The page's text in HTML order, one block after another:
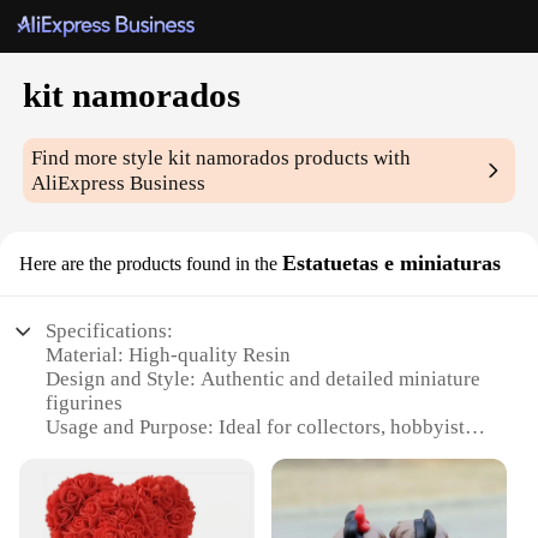
kit namorados
Find more stylekit namorados products with
AliExpress Business
Here are the products found in the Estatuetas e miniaturas
Specifications:
Material: High-quality Resin
Design and Style: Authentic and detailed miniature
figurines
Usage and Purpose: Ideal for collectors, hobbyists,
Shape and Size: Variety of sizes to fit different
display needs
Performance and Property: Durable and long-lasting